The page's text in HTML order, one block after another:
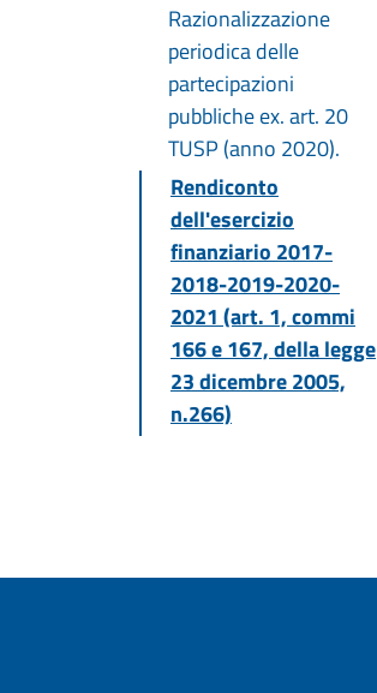
Razionalizzazione
periodica delle
partecipazioni
pubbliche ex. art. 20
TUSP (anno 2020).
Rendiconto
dell'esercizio
finanziario 2017-
2018-2019-2020-
2021 (art. 1, commi
166 e 167, della legge
23 dicembre 2005,
n.266)